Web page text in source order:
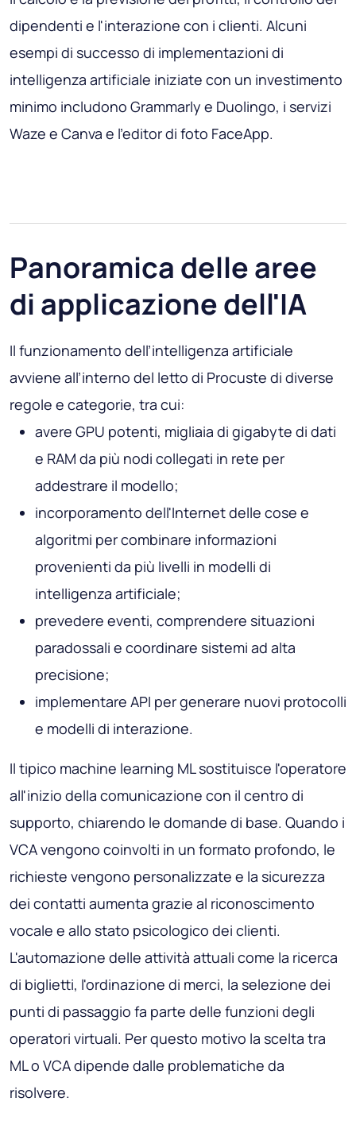
dipendenti e l'interazione con i clienti. Alcuni
esempi di successo di implementazioni di
intelligenza artificiale iniziate con un investimento
minimo includono Grammarly e Duolingo, i servizi
Waze e Canva e l’editor di foto FaceApp.
Panoramica delle aree
di applicazione dell'IA
Il funzionamento dell’intelligenza artificiale
avviene all’interno del letto di Procuste di diverse
regole e categorie, tra cui:
avere GPU potenti, migliaia di gigabyte di dati
e RAM da più nodi collegati in rete per
addestrare il modello;
incorporamento dell'Internet delle cose e
algoritmi per combinare informazioni
provenienti da più livelli in modelli di
intelligenza artificiale;
prevedere eventi, comprendere situazioni
paradossali e coordinare sistemi ad alta
precisione;
implementare API per generare nuovi protocolli
e modelli di interazione.
Il tipico machine learning ML sostituisce l'operatore
all'inizio della comunicazione con il centro di
supporto, chiarendo le domande di base. Quando i
VCA vengono coinvolti in un formato profondo, le
richieste vengono personalizzate e la sicurezza
dei contatti aumenta grazie al riconoscimento
vocale e allo stato psicologico dei clienti.
L'automazione delle attività attuali come la ricerca
di biglietti, l'ordinazione di merci, la selezione dei
punti di passaggio fa parte delle funzioni degli
operatori virtuali. Per questo motivo la scelta tra
ML o VCA dipende dalle problematiche da
risolvere.